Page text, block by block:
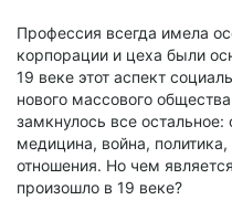
Профессия всегда имела
корпорации и цеха были
19 веке этот аспект
нового массового
замкнулось все остальное:
медицина, война,
отношения. Но чем
произошло в 19 веке?